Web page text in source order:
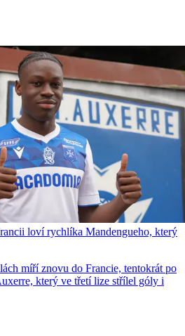
loví rychlíka Mandengueho, který
míří znovu do Francie, tentokrát po
který ve třetí lize střílel góly i